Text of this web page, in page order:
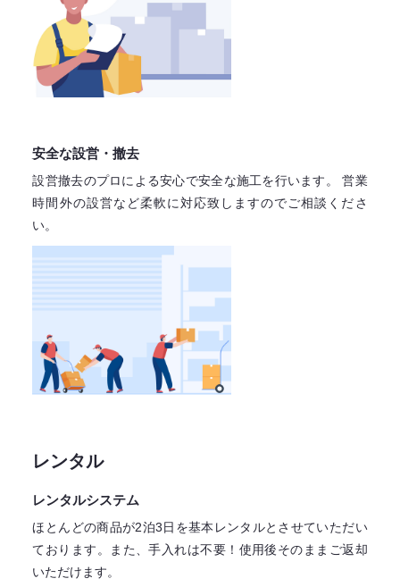
安全な設営・撤去
設営撤去のプロによる安心で安全な施工を行います。
営業
時間外の設営など柔軟に対応致しますのでご相談くださ
い。
レンタル
レンタルシステム
ほとんどの商品が2泊3日を基本レンタルとさせていただい
ております。
また、手入れは不要！ 使用後そのままご返却
いただけます。